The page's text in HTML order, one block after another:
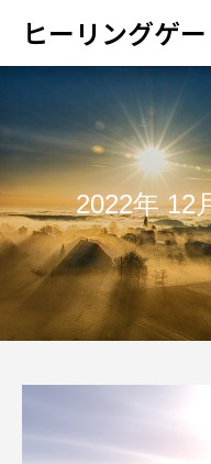
ヒーリングゲ
2022年 12